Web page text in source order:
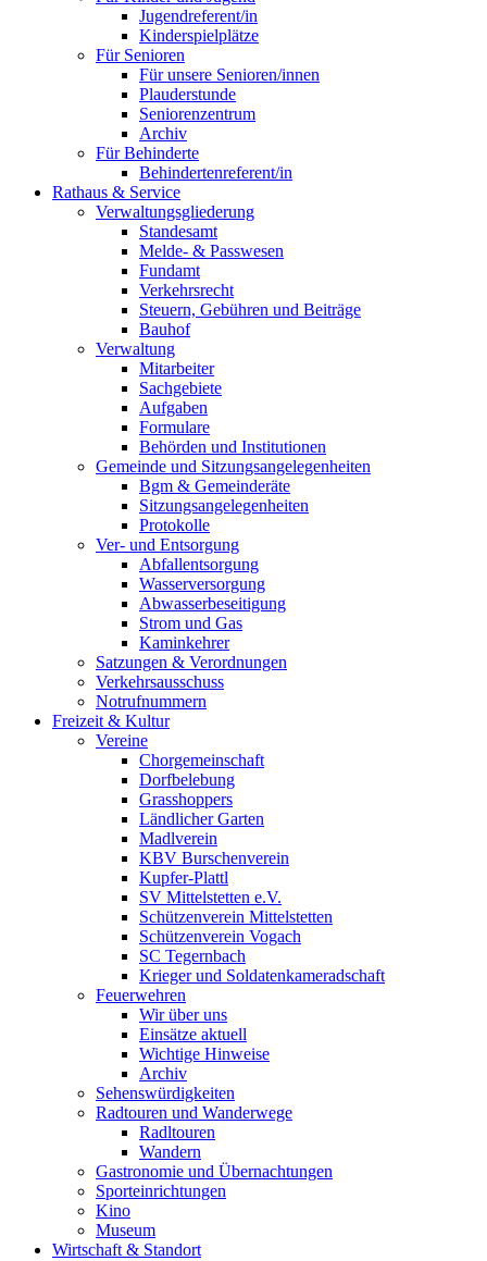
Jugendreferent/in
Kinderspielplätze
Für Senioren
Für unsere Senioren/innen
Plauderstunde
Seniorenzentrum
Archiv
Für Behinderte
Behindertenreferent/in
Rathaus & Service
Verwaltungsgliederung
Standesamt
Melde- & Passwesen
Fundamt
Verkehrsrecht
Steuern, Gebühren und Beiträge
Bauhof
Verwaltung
Mitarbeiter
Sachgebiete
Aufgaben
Formulare
Behörden und Institutionen
Gemeinde und Sitzungsangelegenheiten
Bgm & Gemeinderäte
Sitzungsangelegenheiten
Protokolle
Ver- und Entsorgung
Abfallentsorgung
Wasserversorgung
Abwasserbeseitigung
Strom und Gas
Kaminkehrer
Satzungen & Verordnungen
Verkehrsausschuss
Notrufnummern
Freizeit & Kultur
Vereine
Chorgemeinschaft
Dorfbelebung
Grasshoppers
Ländlicher Garten
Madlverein
KBV Burschenverein
Kupfer-Plattl
SV Mittelstetten e.V.
Schützenverein Mittelstetten
Schützenverein Vogach
SC Tegernbach
Krieger und Soldatenkameradschaft
Feuerwehren
Wir über uns
Einsätze aktuell
Wichtige Hinweise
Archiv
Sehenswürdigkeiten
Radtouren und Wanderwege
Radltouren
Wandern
Gastronomie und Übernachtungen
Sporteinrichtungen
Kino
Museum
Wirtschaft & Standort